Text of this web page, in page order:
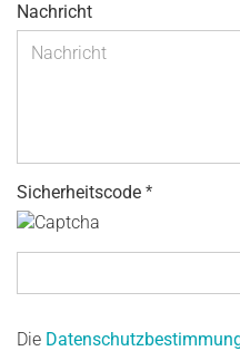
Nachricht
Sicherheitscode
Die